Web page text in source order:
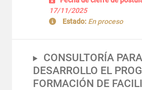
17/11/2025
Estado: En proceso
CONSULTORÍA
DESARROLLO EL
FORMACIÓN DE